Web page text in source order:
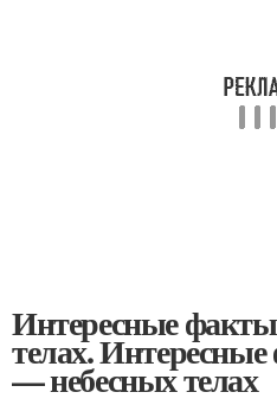
Интересные
телах. Интересные
— небесных телах